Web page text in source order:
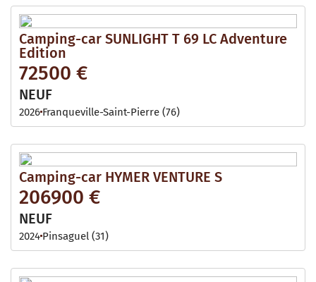
Camping-car SUNLIGHT T 69 LC Adventure
Edition
72500 €
NEUF
2026 Franqueville-Saint-Pierre (76)
Camping-car HYMER VENTURE S
206900 €
NEUF
2024 Pinsaguel (31)